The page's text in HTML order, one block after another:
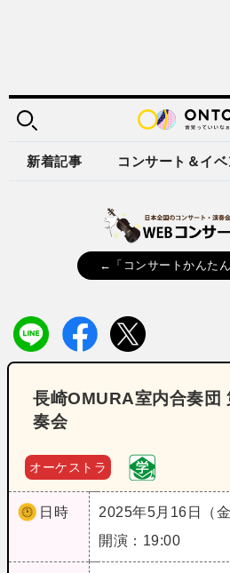
新着記事 コンサート＆イベ
←「コンサートかんた
長崎OMURA室内合奏団
奏会
オーケストラ
日時
2025年5月16日（金
開演：19:00